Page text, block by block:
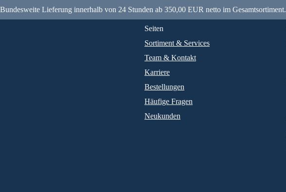
Bundesweite Lieferung innerhalb von 24 Stunden ab 350,00 EUR netto im Gesamtsortiment.
Seiten
Sortiment & Services
Team & Kontakt
Karriere
Bestellungen
Häufige Fragen
Neukunden